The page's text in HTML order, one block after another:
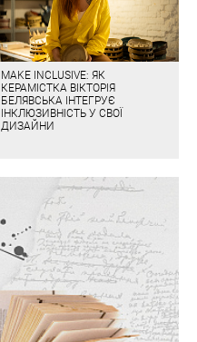
MAKE INCLUSIVE: ЯК
КЕРАМІСТКА ВІКТОРІЯ
БЕЛЯВСЬКА ІНТЕГРУЄ
ІНКЛЮЗИВНІСТЬ У СВОЇ
ДИЗАЙНИ